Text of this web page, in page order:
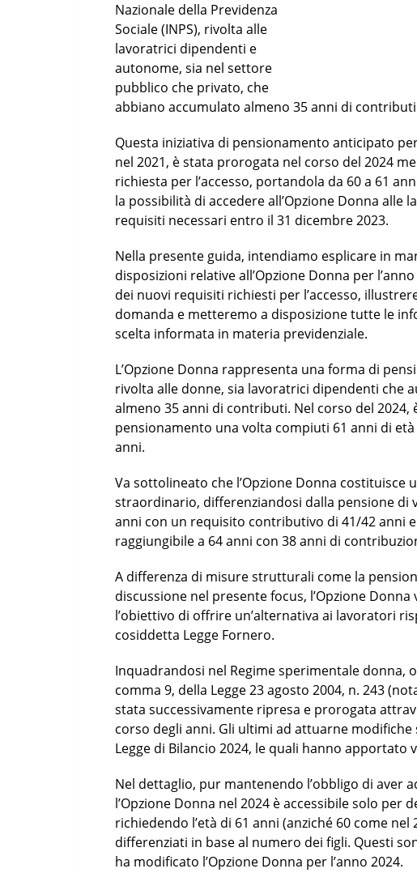
Nazionale della Previdenza
Sociale (INPS), rivolta alle
lavoratrici dipendenti e
autonome, sia nel settore
pubblico che privato, che
abbiano accumulato almeno 35 anni di
Questa iniziativa di pensionamento anticipato
nel 2021, è stata prorogata nel corso del 2024
richiesta per l’accesso, portandola da 60 a 61
la possibilità di accedere all’Opzione Donna alle
requisiti necessari entro il 31 dicembre 2023.
Nella presente guida, intendiamo esplicare in
disposizioni relative all’Opzione Donna per
dei nuovi requisiti richiesti per l’accesso,
domanda e metteremo a disposizione tutte le
scelta informata in materia previdenziale.
L’Opzione Donna rappresenta una forma di
rivolta alle donne, sia lavoratrici dipendenti che
almeno 35 anni di contributi. Nel corso del
pensionamento una volta compiuti 61 anni di
anni.
Va sottolineato che l’Opzione Donna
straordinario, differenziandosi dalla pensione di
anni con un requisito contributivo di 41/42 anni
raggiungibile a 64 anni con 38 anni di
A differenza di misure strutturali come la
discussione nel presente focus, l’Opzione
l’obiettivo di offrire un’alternativa ai lavoratori
cosiddetta Legge Fornero.
Inquadrandosi nel Regime sperimentale donna,
comma 9, della Legge 23 agosto 2004, n. 243
stata successivamente ripresa e prorogata
corso degli anni. Gli ultimi ad attuarne modifiche
Legge di Bilancio 2024, le quali hanno apportato
Nel dettaglio, pur mantenendo l’obbligo di aver
l’Opzione Donna nel 2024 è accessibile solo
richiedendo l’età di 61 anni (anziché 60 come
differenziati in base al numero dei figli. Questi
ha modificato l’Opzione Donna per l’anno 2024.